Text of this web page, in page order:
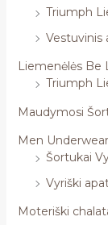
Triumph
Vestuvinis
Liemenėlės Be
Triumph
Maudymosi
Men
Šortukai
Vyriški
Moteriški